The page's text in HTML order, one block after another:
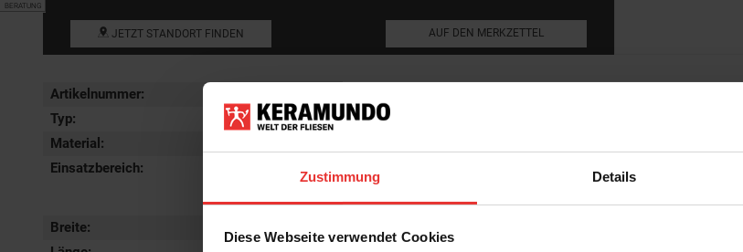
Zustimmung Details
Diese Webseite verwendet Cookies
JETZT STANDORT FINDEN AUF DEN MERKZETTEL
Artikelnummer:
Typ:
Dekor
Material:
Einsatzbereich:
Wohnzimmerfliesen, Terrassenfliesen, Dekor
& Bordüre
Breite:
Farbton:
BERATUNG